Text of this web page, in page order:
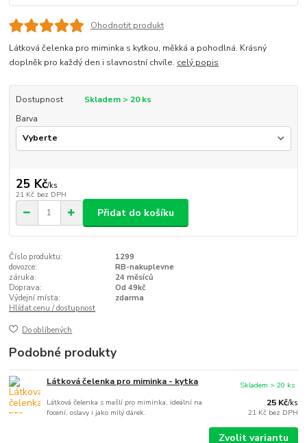
Ohodnotit produkt
Látková čelenka pro miminka s kytkou, měkká a pohodlná. Krásný
doplněk pro každý den i slavnostní chvíle. celý popis
Dostupnost
Skladem > 20 ks
Barva
25 Kč/ks
21 Kč bez DPH
Přidat do košíku
Číslo produktu:
1299
dovozce:
RB-nakuplevne
záruka:
24 měsíců
Doprava:
Od 49kč
Výdejní místa:
zdarma
Hlídat cenu / dostupnost
Do oblíbených
Podobné produkty
Látková čelenka pro miminka - kytka
Látková čelenka s mašlí pro miminka, ideální na
focení, oslavy i jako milý dárek.
25 Kč/ks
21 Kč bez DPH
Skladem > 20 ks
Zvolit variantu